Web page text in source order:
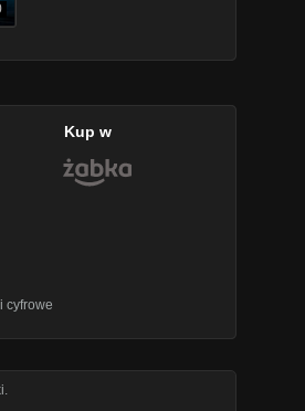
cyfrowe
Kup w